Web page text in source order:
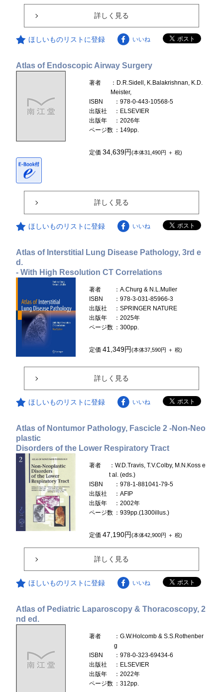
詳しく見る
ほしいものリストに登録 いいね
Atlas of Endoscopic Airway Surgery
著者
：D.R.Sidell, K.Balakrishnan, K.D.
Meister,
ISBN
：978-0-443-10568-5
出版社
：ELSEVIER
出版年
：2026年
ページ数 ：149pp.
定価34,639円(本体31,490円 ＋ 税)
詳しく見る
ほしいものリストに登録 いいね
Atlas of Interstitial Lung Disease Pathology, 3rd e
d.
- With High Resolution CT Correlations
著者
：A.Churg & N.L.Muller
ISBN
：978-3-031-85966-3
出版社
：SPRINGER NATURE
出版年
：2025年
ページ数 ：300pp.
定価41,349円(本体37,590円 ＋ 税)
詳しく見る
ほしいものリストに登録 いいね
Atlas of Nontumor Pathology, Fascicle 2 -Non-Neo
plastic
Disorders of the Lower Respiratory Tract
著者
：W.D.Travis, T.V.Colby, M.N.Koss e
t al. (eds.)
ISBN
：978-1-881041-79-5
出版社
：AFIP
出版年
：2002年
ページ数 ：939pp.(1300illus.)
定価47,190円(本体42,900円 ＋ 税)
詳しく見る
ほしいものリストに登録 いいね
Atlas of Pediatric Laparoscopy & Thoracoscopy, 2
nd ed.
著者
：G.W.Holcomb & S.S.Rothenber
g
ISBN
：978-0-323-69434-6
出版社
：ELSEVIER
出版年
：2022年
ページ数 ：312pp.